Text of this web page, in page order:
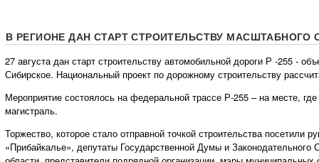
В РЕГИОНЕ ДАН СТАРТ СТРОИТЕЛЬСТВУ МАСШТАБНОГО
27 августа дан старт строительству автомобильной дороги Р -255 -
Сибирское. Национальный проект по дорожному строительству
Мероприятие состоялось на федеральной трассе Р-255 – на месте,
магистраль.
Торжество, которое стало отправной точкой строительства посетили
«Прибайкалье», депутаты Государственной Думы и Законодательного